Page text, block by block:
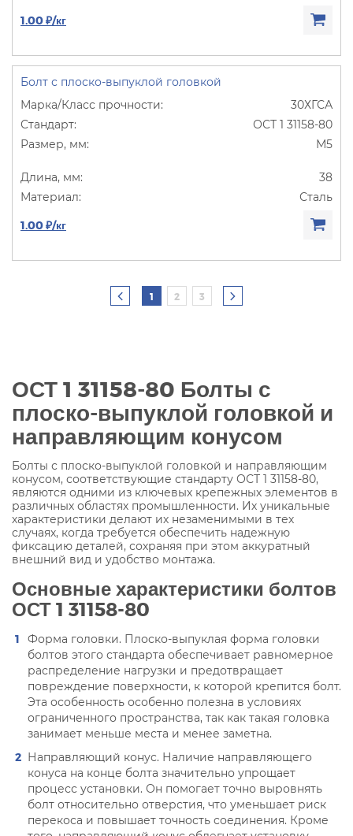
1.00 ₽/кг
Болт с плоско-выпуклой головкой
30ХГСА
ОСТ 1 31158-80
М5
38
Сталь
1.00 ₽/кг
1 2 3
ОСТ 1 31158-80 Болты с
плоско-выпуклой головкой и
направляющим конусом
Болты с плоско-выпуклой головкой и направляющим
конусом, соответствующие стандарту ОСТ 1 31158-80,
являются одними из ключевых крепежных элементов в
различных областях промышленности. Их уникальные
характеристики делают их незаменимыми в тех
случаях, когда требуется обеспечить надежную
фиксацию деталей, сохраняя при этом аккуратный
внешний вид и удобство монтажа.
Основные характеристики болтов
ОСТ 1 31158-80
Форма головки. Плоско-выпуклая форма головки
болтов этого стандарта обеспечивает равномерное
распределение нагрузки и предотвращает
повреждение поверхности, к которой крепится болт.
Эта особенность особенно полезна в условиях
ограниченного пространства, так как такая головка
занимает меньше места и менее заметна.
Направляющий конус. Наличие направляющего
конуса на конце болта значительно упрощает
процесс установки. Он помогает точно выровнять
болт относительно отверстия, что уменьшает риск
перекоса и повышает точность соединения. Кроме